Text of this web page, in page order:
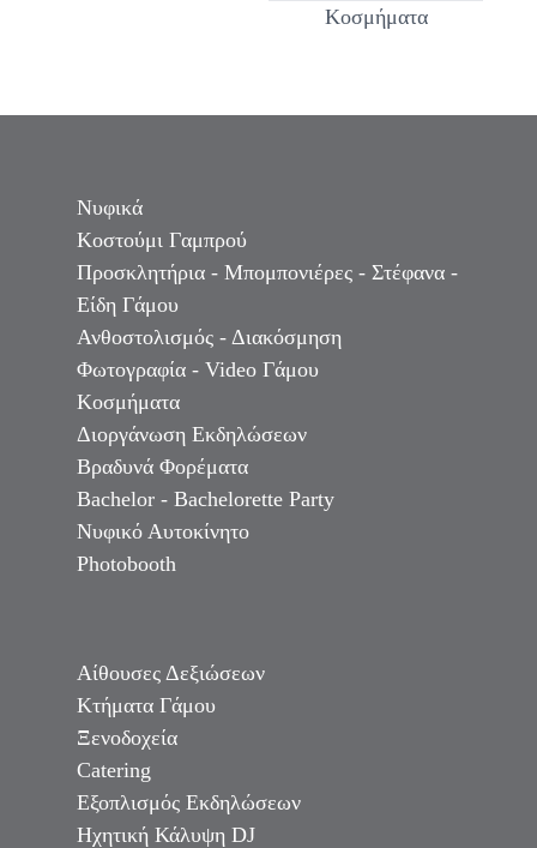
Κοσμήματα
Νυφικά
Κοστούμι Γαμπρού
Προσκλητήρια - Μπομπονιέρες - Στέφανα -
Είδη Γάμου
Ανθοστολισμός - Διακόσμηση
Φωτογραφία - Video Γάμου
Κοσμήματα
Διοργάνωση Εκδηλώσεων
Βραδυνά Φορέματα
Bachelor - Bachelorette Party
Νυφικό Αυτοκίνητο
Photobooth
Αίθουσες Δεξιώσεων
Κτήματα Γάμου
Ξενοδοχεία
Catering
Εξοπλισμός Εκδηλώσεων
Ηχητική Κάλυψη DJ